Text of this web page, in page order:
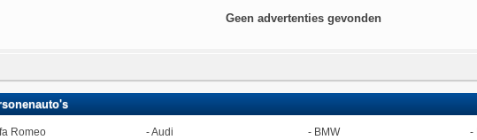
Geen advertenties gevonden
Romeo -Audi - BMW -